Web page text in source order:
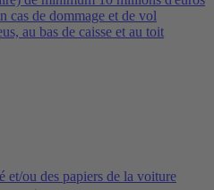
cas de dommage et de vol
au bas de caisse et au toit
et/ou des papiers de la voiture